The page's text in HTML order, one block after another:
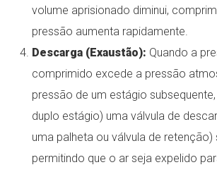
volume aprisionado diminui,
pressão aumenta rapidamente.
Descarga (Exaustão): Quando a
comprimido excede a pressão
pressão de um estágio
duplo estágio) uma válvula de
uma palheta ou válvula de retenção)
permitindo que o ar seja expelido